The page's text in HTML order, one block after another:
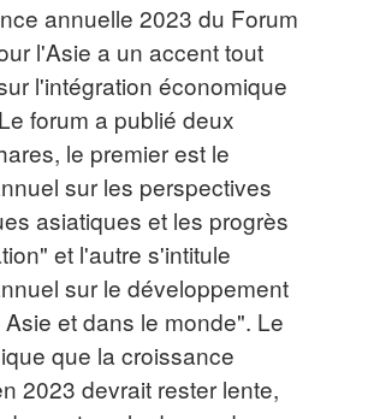
annuelle 2023 du Forum
l'Asie a un accent tout
l'intégration économique
forum a publié deux
le premier est le
sur les perspectives
asiatiques et les progrès
et l'autre s'intitule
sur le développement
et dans le monde". Le
que la croissance
2023 devrait rester lente,